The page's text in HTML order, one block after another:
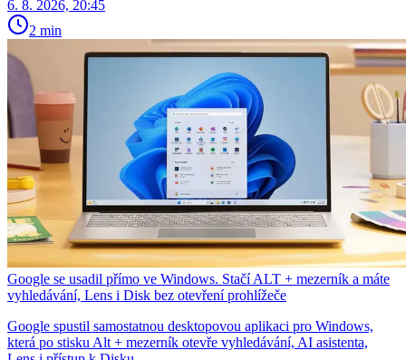
6. 8. 2026, 20:45
2 min
Google se usadil přímo ve Windows. Stačí ALT + mezerník a máte
vyhledávání, Lens i Disk bez otevření prohlížeče
Google spustil samostatnou desktopovou aplikaci pro Windows,
která po stisku Alt + mezerník otevře vyhledávání, AI asistenta,